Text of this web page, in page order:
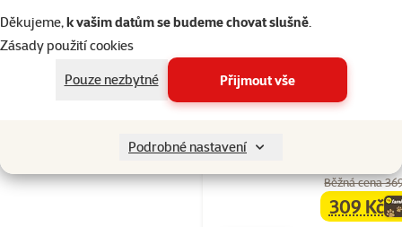
Děkujeme,k vašim datům se budeme chovat slušně.
Zásady použití cookies
Pouze nezbytné
Přijmout vše
Podrobné nastavení
Domek
Běžná cena
family
309 Kč